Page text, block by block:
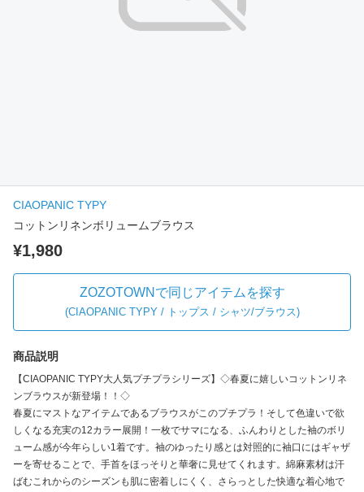
CIAOPANIC TYPY
コットンリネンボリュームブラウス
¥1,980
ZOZOTOWNで同じアイテムを探す
(CIAOPANIC TYPY / トップス / シャツ/ブラウス)
商品説明
【CIAOPANIC TYPY大人気プチプラシリーズ】◇春夏に嬉しいコットンリネ
ンブラウスが新登場！！◇
春夏にマストなアイテムであるブラウスがこのプチプラ！そして色違いで欲
しくなる充実の12カラー展開！一枚でサマになる、ふんわりとした袖のボリ
ューム感が今年らしい1着です。袖のゆったり感とは対照的に袖口にはギャザ
ーを寄せることで、手首をほっそりと華奢に見せてくれます。綿麻素材は汗
ばむこれからのシーズンも肌に密着しにくく、さらっとした快適な着心地で